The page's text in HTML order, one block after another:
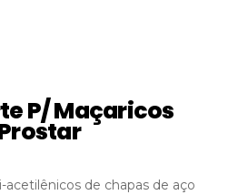
P/ Maçaricos
Prostar
acetilênicos de chapas de aço